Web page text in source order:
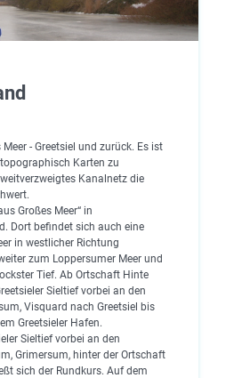
Meer - Greetsiel und zurück. Es ist
Karten zu
Kanalnetz die
Großes Meer“ in
Dort befindet sich auch eine
in westlicher Richtung
zum Loppersumer Meer und
Tief. Ab Ortschaft Hinte
Sieltief vorbei an den
Visquard nach Greetsiel bis
Greetsieler Hafen.
Sieltief vorbei an den
Grimersum, hinter der Ortschaft
sich der Rundkurs. Auf dem